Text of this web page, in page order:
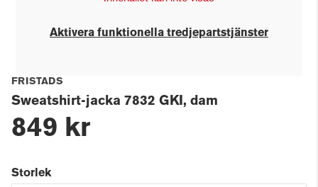
Aktivera funktionella tredjepartstjänster
FRISTADS
Sweatshirt-jacka 7832 GKI, dam
849 kr
Storlek